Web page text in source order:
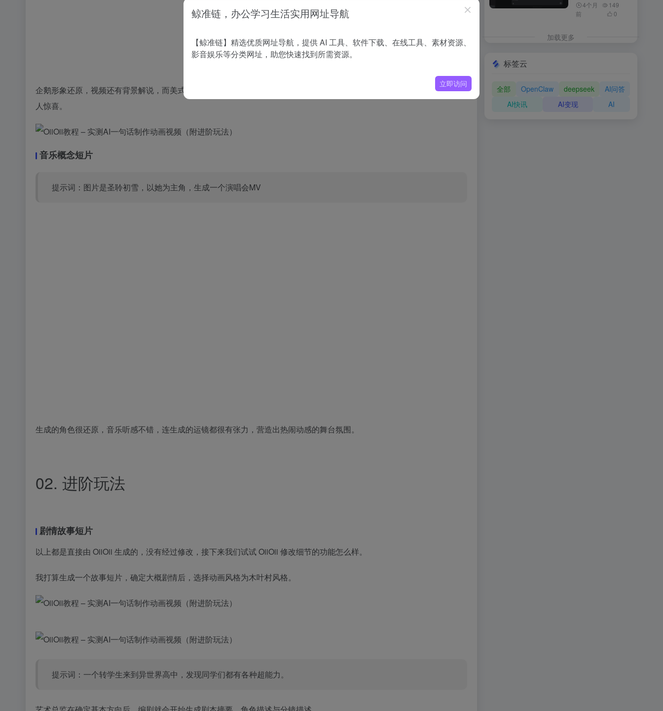
企鹅形象还原，视频还有背景解说，而美式复古的画风感觉回到了玩 NBA 2K 的时候，这只用一句话就带给我们的内容，令
人惊喜。
音乐概念短片
提示词：图片是圣聆初雪，以她为主角，生成一个演唱会MV
生成的角色很还原，音乐听感不错，连生成的运镜都很有张力，营造出热闹动感的舞台氛围。
02. 进阶玩法
剧情故事短片
以上都是直接由 OiiOii 生成的，没有经过修改，接下来我们试试 OiiOii 修改细节的功能怎么样。
我打算生成一个故事短片，确定大概剧情后，选择动画风格为木叶村风格。
提示词：一个转学生来到异世界高中，发现同学们都有各种超能力。
4个月
前
149
0
加载更多
标签云
全部 OpenClaw deepseek
AI问答
AI快讯
AI变现 AI
鲸准链，办公学习生活实用网址导航
【鲸准链】精选优质网址导航，提供 AI 工具、软件下载、在线工具、素材资源、
影音娱乐等分类网址，助您快速找到所需资源。
立即访问